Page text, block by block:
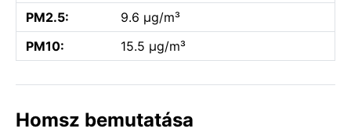
PM2.5:
9.6 µg/m³
PM10:
15.5 µg/m³
Homsz bemutatása